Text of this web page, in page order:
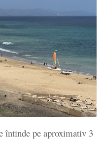
întinde pe aproximativ 3